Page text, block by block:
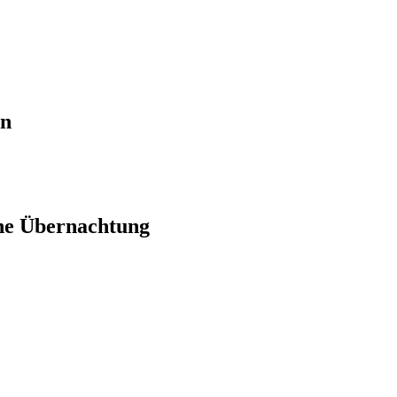
Übernachtung